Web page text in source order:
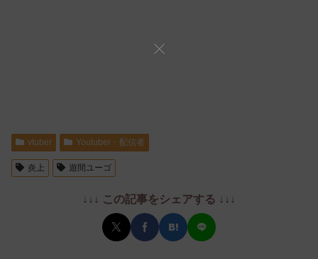
vtuber Youtuber・配信者
炎上 遊間ユーゴ
↓↓↓ この記事をシェアする ↓↓↓